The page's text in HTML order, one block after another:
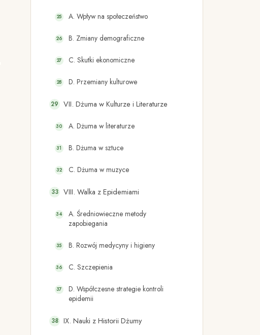
A. Wpływ na społeczeństwo
B. Zmiany demograficzne
C. Skutki ekonomiczne
D. Przemiany kulturowe
VII. Dżuma w Kulturze i Literaturze
A. Dżuma w literaturze
B. Dżuma w sztuce
C. Dżuma w muzyce
VIII. Walka z Epidemiami
A. Średniowieczne metody
zapobiegania
B. Rozwój medycyny i higieny
C. Szczepienia
D. Współczesne strategie kontroli
epidemii
IX. Nauki z Historii Dżumy